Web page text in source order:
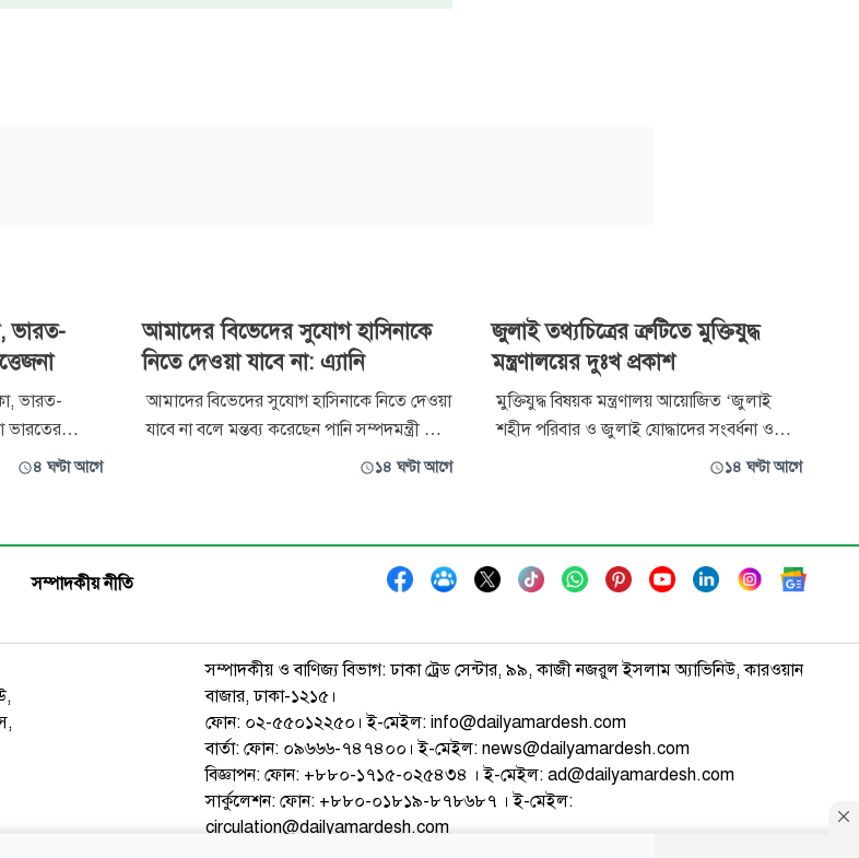
ভারত-
ভারত-
ভারতের
সামনে
বক্তব্য দেওয়ার
৪ ঘণ্টা আগে
আমাদের বিভেদের সুযোগ হাসিনাকে
নিতে দেওয়া যাবে না: এ্যানি
আমাদের বিভেদের সুযোগ হাসিনাকে নিতে দেওয়া
যাবে না বলে মন্তব্য করেছেন পানি সম্পদমন্ত্রী মো.
শহীদউদ্দীন চৌধুরী এ্যানি। বৃহস্পতিবার (৬
বিশ্ববিদ্যালয়ে প্রশাসনের উদ্যোগে আয়োজিত
দোয়া ও আলোচনা সভায় প্রধান অতিথির বক্ত
১৪ ঘণ্টা আগে
জুলাই তথ্যচিত্রের ত্রুটিতে মুক্তিযুদ্ধ
মন্ত্রণালয়ের দুঃখ প্রকাশ
মুক্তিযুদ্ধ বিষয়ক মন্ত্রণালয় আয়োজিত ‘জুলাই
শহীদ পরিবার ও জুলাই যোদ্ধাদের সংবর্ধনা ও
আলোচনা সভায় প্রদর্শিত জুলাই গণঅভ্যুত্থান
বিতর্কের প্রেক্ষাপটে আন্তরিক দুঃখ প্রকাশ করেছে
মন্ত্রণালয়। একইসঙ্
১৪ ঘণ্টা আগে
সম্পাদকীয় নীতি
সম্পাদকীয় ও বাণিজ্য বিভাগ: ঢাকা ট্রেড সেন্টার, ৯৯, কাজী নজরুল ইসলাম অ্যাভিনিউ, কারওয়ান
বাজার, ঢাকা-১২১৫।
ফোন: ০২-৫৫০১২২৫০। ই-মেইল: info@dailyamardesh.com
বার্তা: ফোন: ০৯৬৬৬-৭৪৭৪০০। ই-মেইল: news@dailyamardesh.com
বিজ্ঞাপন: ফোন: +৮৮০-১৭১৫-০২৫৪৩৪ । ই-মেইল: ad@dailyamardesh.com
সার্কুলেশন: ফোন: +৮৮০-০১৮১৯-৮৭৮৬৮৭ । ই-মেইল:
circulation@dailyamardesh.com